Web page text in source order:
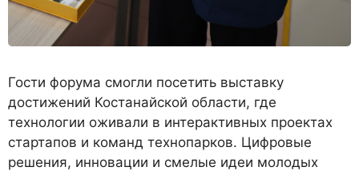
Гости форума смогли посетить выставку
достижений Костанайской области, где
технологии оживали в интерактивных проектах
стартапов и команд технопарков. Цифровые
решения, инновации и смелые идеи молодых